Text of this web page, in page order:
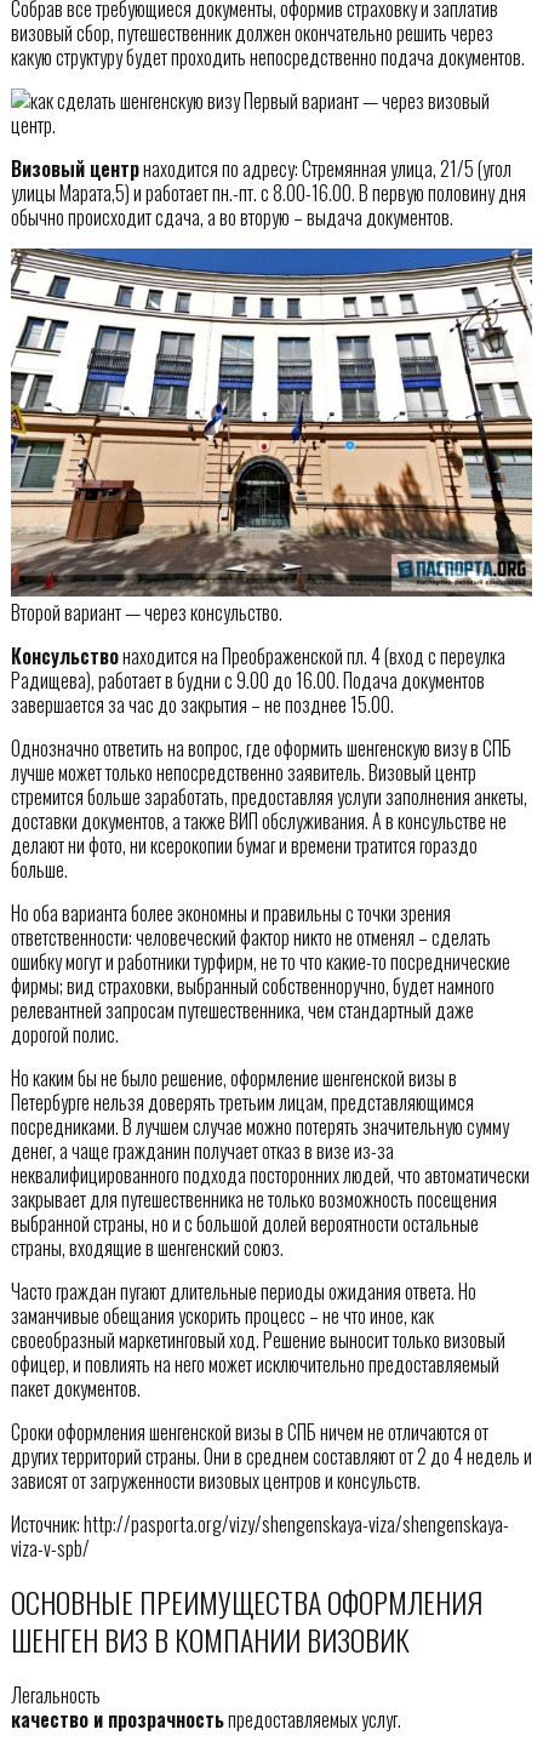
Собрав все требующиеся документы, оформив страховку и заплатив
визовый сбор, путешественник должен окончательно решить через
какую структуру будет проходить непосредственно подача документов.
Первый вариант — через визовый
центр.
Визовый центрнаходится по адресу: Стремянная улица, 21/5 (угол
улицы Марата,5) и работает пн.-пт. с 8.00-16.00. В первую половину дня
обычно происходит сдача, а во вторую – выдача документов.
Второй вариант — через консульство.
Консульствонаходится на Преображенской пл. 4 (вход с переулка
Радищева), работает в будни c 9.00 до 16.00. Подача документов
завершается за час до закрытия – не позднее 15.00.
Однозначно ответить на вопрос, где оформить шенгенскую визу в СПБ
лучше может только непосредственно заявитель. Визовый центр
стремится больше заработать, предоставляя услуги заполнения анкеты,
доставки документов, а также ВИП обслуживания. А в консульстве не
делают ни фото, ни ксерокопии бумаг и времени тратится гораздо
больше.
Но оба варианта более экономны и правильны с точки зрения
ответственности: человеческий фактор никто не отменял – сделать
ошибку могут и работники турфирм, не то что какие-то посреднические
фирмы; вид страховки, выбранный собственноручно, будет намного
релевантней запросам путешественника, чем стандартный даже
дорогой полис.
Но каким бы не было решение, оформление шенгенской визы в
Петербурге нельзя доверять третьим лицам, представляющимся
посредниками. В лучшем случае можно потерять значительную сумму
денег, а чаще гражданин получает отказ в визе из-за
неквалифицированного подхода посторонних людей, что автоматически
закрывает для путешественника не только возможность посещения
выбранной страны, но и с большой долей вероятности остальные
страны, входящие в шенгенский союз.
Часто граждан пугают длительные периоды ожидания ответа. Но
заманчивые обещания ускорить процесс – не что иное, как
своеобразный маркетинговый ход. Решение выносит только визовый
офицер, и повлиять на него может исключительно предоставляемый
пакет документов.
Сроки оформления шенгенской визы в СПБ ничем не отличаются от
других территорий страны. Они в среднем составляют от 2 до 4 недель и
зависят от загруженности визовых центров и консульств.
Источник: http://pasporta.org/vizy/shengenskaya-viza/shengenskaya-
viza-v-spb/
ОСНОВНЫЕ ПРЕИМУЩЕСТВА ОФОРМЛЕНИЯ
ШЕНГЕН ВИЗ В КОМПАНИИ ВИЗОВИК
Легальность
качество и прозрачностьпредоставляемых услуг.